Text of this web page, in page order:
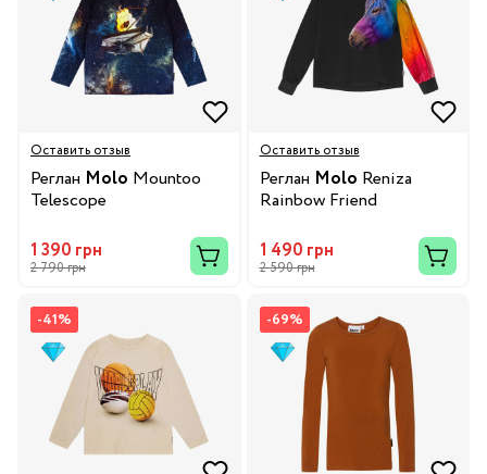
Оставить отзыв
Реглан Molo Mountoo
Telescope
1 390 грн
2 790 грн
Оставить отзыв
Реглан Molo Reniza
Rainbow Friend
1 490 грн
2 590 грн
-41% -69%